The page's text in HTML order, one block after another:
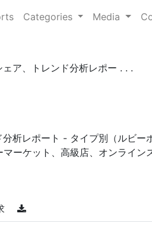
Categories Media
ア、トレンド分析レポー . . .
析レポート - タイプ別（ルビー
ーケット、高級店、オンライン